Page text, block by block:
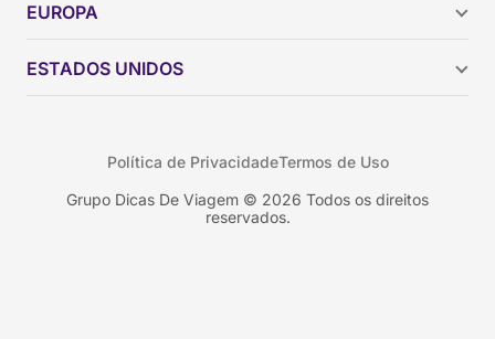
Brasil
Colômbia
EUROPA
ESTADOS UNIDOS
Nova York
Grupo Dicas De Viagem © 2026 Todos os direitos
reservados.
Política de PrivacidadeTermos de Uso